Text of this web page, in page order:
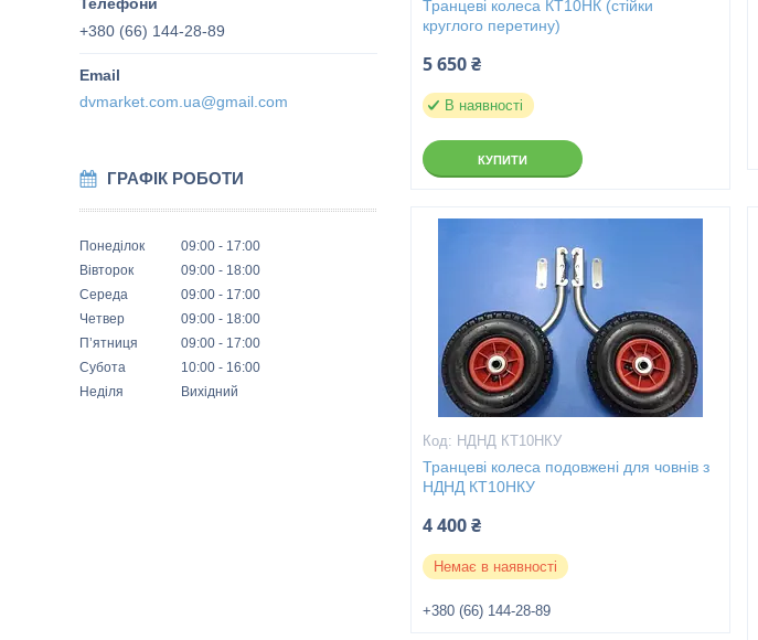
+380 (66) 144-28-89
dvmarket.com.ua@gmail.com
ГРАФІК РОБОТИ
Понеділок 09:00
17:00
Вівторок
09:00
18:00
Середа
09:00
17:00
Четвер
09:00
18:00
Пʼятниця
09:00
17:00
Субота
10:00
16:00
Неділя
Вихідний
Транцеві колеса КТ10НК (стійки
круглого перетину)
5 650 ₴
В наявності
КУПИТИ
НДНД КТ10НКУ
Транцеві колеса подовжені для човнів з
НДНД КТ10НКУ
4 400 ₴
Немає в наявності
+380 (66) 144-28-89